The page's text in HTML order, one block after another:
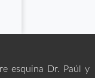
esquina Dr. Paúl y